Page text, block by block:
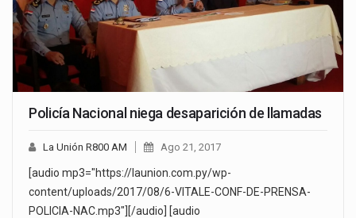
Policía Nacional niega desaparición de llamadas
La Unión R800 AM Ago 21, 2017
[audio mp3="https://launion.com.py/wp-
content/uploads/2017/08/6-VITALE-CONF-DE-PRENSA-
POLICIA-NAC.mp3"][/audio] [audio